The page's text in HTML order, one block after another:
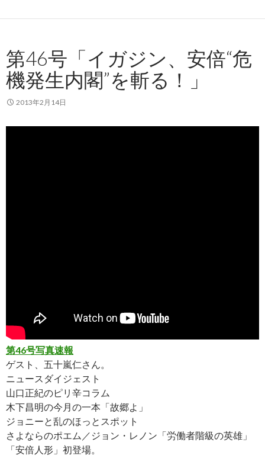
第46号「イガジン、安倍“危
機発生内閣”を斬る！」
2013年2月14日
第46号写真速報
ゲスト、五十嵐仁さん。
ニュースダイジェスト
山口正紀のピリ辛コラム
木下昌明の今月の一本「故郷よ」
ジョニーと乱のほっとスポット
さよならのポエム／ジョン・レノン「労働者階級の英雄」
「安倍人形」初登場。